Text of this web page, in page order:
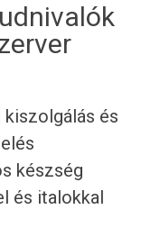
kiszolgálás és
készség
és italokkal